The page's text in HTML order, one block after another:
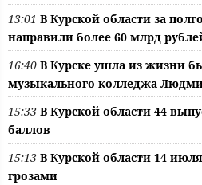
13:01 В Курской области за
направили более 60 млрд
16:40 В Курске ушла из жизни
музыкального колледжа
15:33 В Курской области 44
баллов
15:13 В Курской области 14
грозами